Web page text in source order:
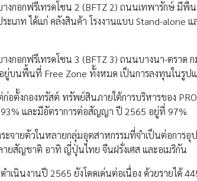
างกอกฟรีเทรดโซน 2 (BFTZ 2) ถนนเทพารักษ์ มี
ะเภท ได้แก่ คลังสินค้า โรงงานแบบ Stand-alone
างกอกฟรีเทรดโซน 3 (BFTZ 3) ถนนบางนา-ตราด
ยู่บนพื้นที่ Free Zone ทั้งหมด เป็นการลงทุนในรูป
อตั้งกองทรัสต์ ทรัพย์สินภายใต้การบริหารของ
93% และมีอัตราการต่อสัญญา ปี 2565 อยู่ที่ 97%
ะจายตัวในหลายกลุ่มอุตสาหกรรมที่จำเป็นต่อการอุ
ยสัญชาติ อาทิ ญี่ปุ่นไทย จีนฝรั่งเศส และอเมริกัน
ำเนินงานปี 2565 ยังโดดเด่นต่อเนื่อง ด้วยรายได้